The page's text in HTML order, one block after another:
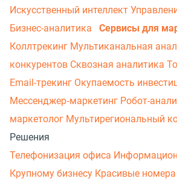
Искусственный интеллект
Бизнес-аналитика
Сервисы для
Коллтрекинг Мультиканальная
конкурентов Сквозная аналитика
Email-трекинг Окупаемость
Мессенджер‑маркетинг Робот-
маркетолог Мультирегиональный
Решения
Телефонизация офиса
Крупному бизнесу Красивые номера